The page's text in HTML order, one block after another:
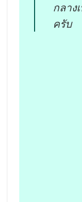
กลาง
ครับ